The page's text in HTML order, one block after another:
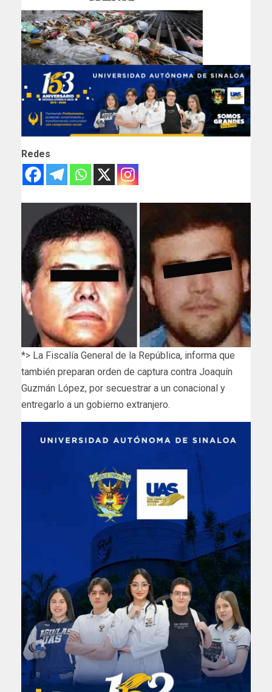
Redes
*> La Fiscalía General de la República, informa que
también preparan orden de captura contra Joaquín
Guzmán López, por secuestrar a un conacional y
entregarlo a un gobierno extranjero.